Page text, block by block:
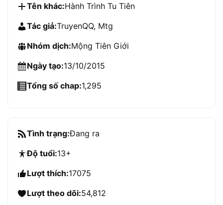
Tên khác:Hành Trình Tu Tiên
Tác giả:TruyenQQ, Mtg
Nhóm dịch:Mộng Tiên Giới
Ngày tạo:13/10/2015
Tổng số chap:1,295
Tình trạng:Đang ra
Độ tuổi:13+
Lượt thích:17075
Lượt theo dõi:54,812